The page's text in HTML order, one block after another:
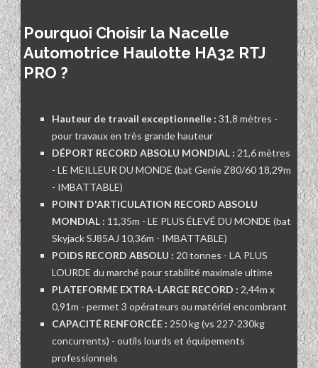
Pourquoi Choisir la Nacelle
Automotrice Haulotte HA32 RTJ
PRO ?
Hauteur de travail exceptionnelle : 31,8 mètres -
pour travaux en très grande hauteur
DÉPORT RECORD ABSOLU MONDIAL : 21,6 mètres
- LE MEILLEUR DU MONDE (bat Genie Z80/60 18,29m
- IMBATTABLE)
POINT D'ARTICULATION RECORD ABSOLU
MONDIAL : 11,35m - LE PLUS ÉLEVÉ DU MONDE (bat
Skyjack SJ85AJ 10,36m - IMBATTABLE)
POIDS RECORD ABSOLU : 20 tonnes - LA PLUS
LOURDE du marché pour stabilité maximale ultime
PLATEFORME EXTRA-LARGE RECORD : 2,44m x
0,91m - permet 3 opérateurs ou matériel encombrant
CAPACITÉ RENFORCÉE : 250 kg (vs 227-230kg
concurrents) - outils lourds et équipements
professionnels